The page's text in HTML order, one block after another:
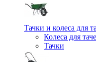
Тачки и колеса для
Колеса для
Тачки